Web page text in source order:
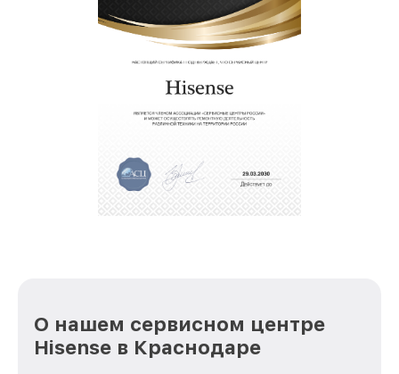
О нашем сервисном центре
Hisense в Краснодаре